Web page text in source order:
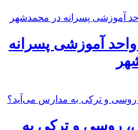
واحد آموزشی پسرانه
روسی و ترکی به